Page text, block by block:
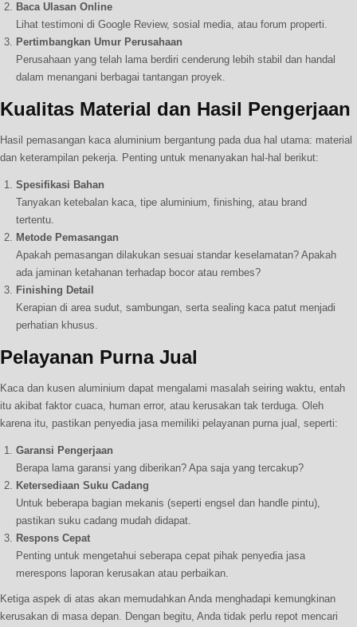
Baca Ulasan Online
Lihat testimoni di Google Review, sosial media, atau forum properti.
Pertimbangkan Umur Perusahaan
Perusahaan yang telah lama berdiri cenderung lebih stabil dan handal
dalam menangani berbagai tantangan proyek.
Kualitas Material dan Hasil Pengerjaan
Hasil pemasangan kaca aluminium bergantung pada dua hal utama: material
dan keterampilan pekerja. Penting untuk menanyakan hal-hal berikut:
Spesifikasi Bahan
Tanyakan ketebalan kaca, tipe aluminium, finishing, atau brand
tertentu.
Metode Pemasangan
Apakah pemasangan dilakukan sesuai standar keselamatan? Apakah
ada jaminan ketahanan terhadap bocor atau rembes?
Finishing Detail
Kerapian di area sudut, sambungan, serta sealing kaca patut menjadi
perhatian khusus.
Pelayanan Purna Jual
Kaca dan kusen aluminium dapat mengalami masalah seiring waktu, entah
itu akibat faktor cuaca, human error, atau kerusakan tak terduga. Oleh
karena itu, pastikan penyedia jasa memiliki pelayanan purna jual, seperti:
Garansi Pengerjaan
Berapa lama garansi yang diberikan? Apa saja yang tercakup?
Ketersediaan Suku Cadang
Untuk beberapa bagian mekanis (seperti engsel dan handle pintu),
pastikan suku cadang mudah didapat.
Respons Cepat
Penting untuk mengetahui seberapa cepat pihak penyedia jasa
merespons laporan kerusakan atau perbaikan.
Ketiga aspek di atas akan memudahkan Anda menghadapi kemungkinan
kerusakan di masa depan. Dengan begitu, Anda tidak perlu repot mencari